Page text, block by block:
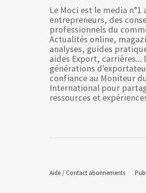
Le Moci est le media n°1
entrepreneurs, des
professionnels du
Actualités online,
analyses, guides
aides Export, carrières...
générations
confiance au Moniteur
International pour
ressources et
Aide / Contact abonnements